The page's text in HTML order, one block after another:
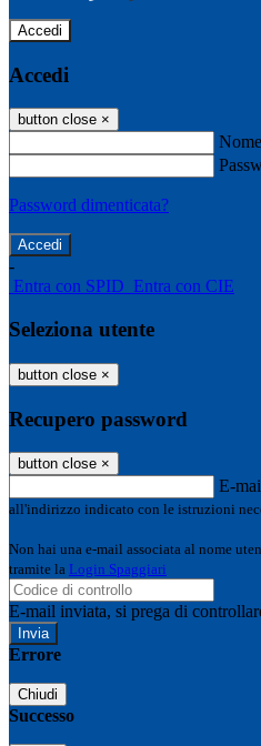
Accedi
Accedi
button close ×
Password dimenticata?
-
Entra con SPID Entra con CIE
Seleziona utente
button close ×
Recupero password
button close ×
E-
all'indirizzo indicato con le istruzioni
Non hai una e-mail associata al nome
tramite la Login Spaggiari
E-mail inviata, si prega di
Errore
Chiudi
Successo